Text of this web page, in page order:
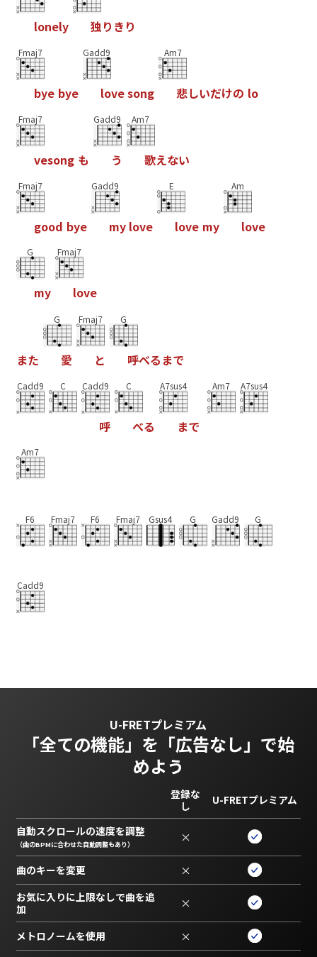
lonely 独り き り
Fmaj7
bye bye
Gadd9
lovesong
Am7
悲しいだけの lo
Fmaj7
vesong も
Gadd9
う
Am7
歌えない
Fmaj7
good bye
Gadd9
my love
E
love my
Am
love
G
my
Fmaj7
love
また
G
愛
Fmaj7
と
G
呼べる まで
Cadd9 C Cadd9
呼
C
べる
A7sus4
まで
Am7 A7sus4
Am7
F6 Fmaj7 F6 Fmaj7 Gsus4 G Gadd9 G
Cadd9
U-FRETプレミアム
「全ての機能」を 「広告なし」で始
めよう
登録な
し
U-FRETプレミアム
自動スクロールの速度を調整
（曲のBPMに合わせた自動調整もあり） ×
曲のキーを変更 ×
お気に入りに上限なしで曲を追
加
×
メトロノームを使用 ×